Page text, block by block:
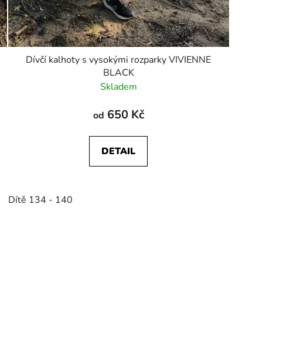
Dívčí kalhoty s vysokými rozparky VIVIENNE
BLACK
Skladem
od 650 Kč
DETAIL
Dítě 134 - 140